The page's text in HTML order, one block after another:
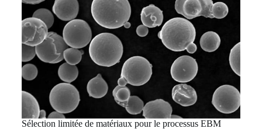
Sélection limitée de matériaux pour le processus EBM